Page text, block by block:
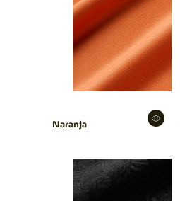
Naranja